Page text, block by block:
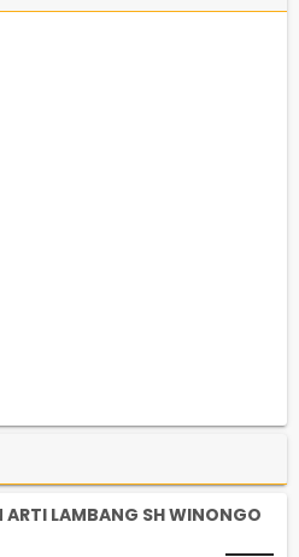
ARTI LAMBANG SH WINONGO